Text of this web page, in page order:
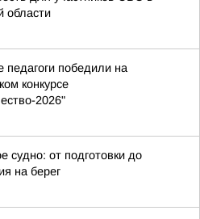
области
педагоги победили на
конкурсе
2026"
судно: от подготовки до
на берег